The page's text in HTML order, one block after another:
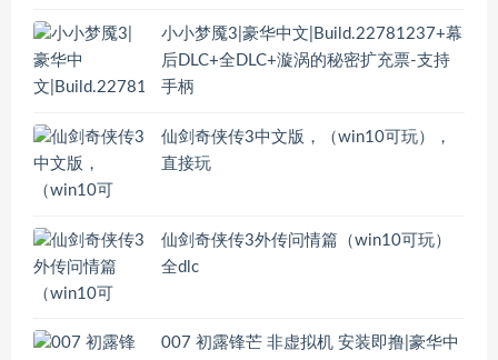
小小梦魇3|豪华中文|Build.22781237+幕
后DLC+全DLC+漩涡的秘密扩充票-支持
手柄
仙剑奇侠传3中文版，（win10可玩），
直接玩
仙剑奇侠传3外传问情篇（win10可玩）
全dlc
007 初露锋芒 非虚拟机 安装即撸|豪华中